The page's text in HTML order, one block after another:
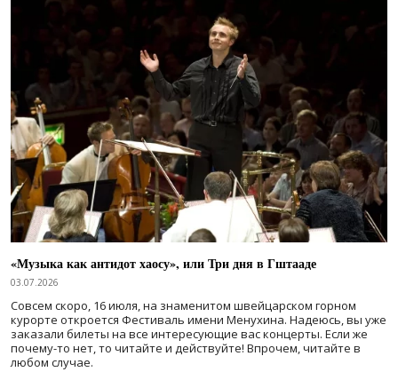
«Музыка как антидот хаосу», или Три дня в Гштааде
03.07.2026
Совсем скоро, 16 июля, на знаменитом швейцарском горном
курорте откроется Фестиваль имени Менухина. Надеюсь, вы уже
заказали билеты на все интересующие вас концерты. Если же
почему-то нет, то читайте и действуйте! Впрочем, читайте в
любом случае.